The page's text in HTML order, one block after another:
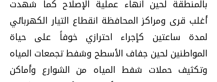
بالمنطقة لحين انهاء عملية الإصلاح كما شهدت
أغلب قرى ومراكز المحافظة انقطاع التيار الكهربائي
لمدة ساعتين كإجراء احترازي خوفاً على حياة
المواطنين لحين جفاف الأسطح وشفط تجمعات المياه
وتكثيف حملات شفط المياه من الشوارع وأماكن